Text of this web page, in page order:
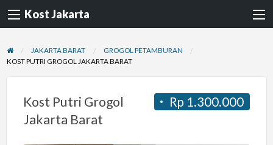
Kost Jakarta
JAKARTA BARAT
GROGOL PETAMBURAN
KOST PUTRI GROGOL JAKARTA BARAT
Rp 1.300.000
Kost Putri Grogol
Jakarta Barat